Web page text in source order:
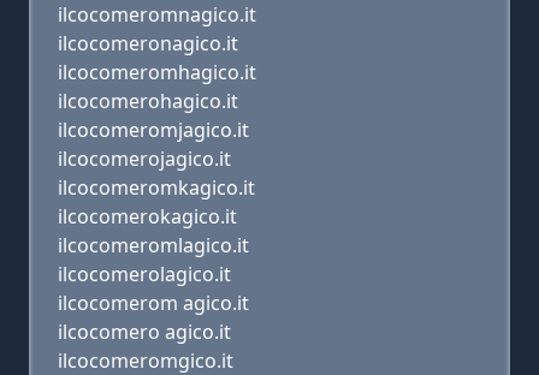
ilcocomeromnagico.it
ilcocomeronagico.it
ilcocomeromhagico.it
ilcocomerohagico.it
ilcocomeromjagico.it
ilcocomerojagico.it
ilcocomeromkagico.it
ilcocomerokagico.it
ilcocomeromlagico.it
ilcocomerolagico.it
ilcocomerom agico.it
ilcocomero agico.it
ilcocomeromgico.it